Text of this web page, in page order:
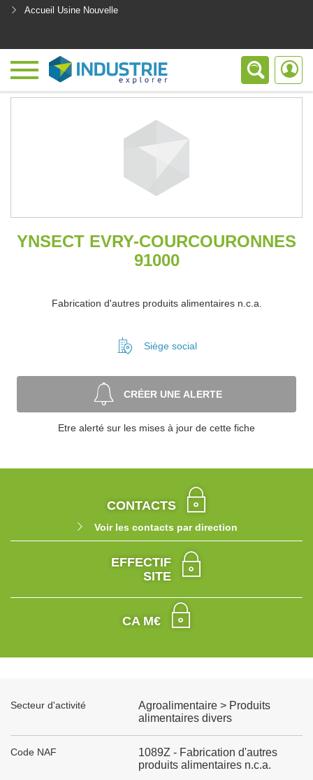
Accueil Usine Nouvelle
YNSECT EVRY-COURCOURONNES
91000
Fabrication d'autres produits alimentaires n.c.a.
Siège social
CRÉER UNE ALERTE
Etre alerté sur les mises à jour de cette fiche
CONTACTS
Voir les contacts par direction
EFFECTIF
SITE
CA M€
Secteur d'activité
Agroalimentaire > Produits
alimentaires divers
Code NAF
1089Z - Fabrication d'autres
produits alimentaires n.c.a.